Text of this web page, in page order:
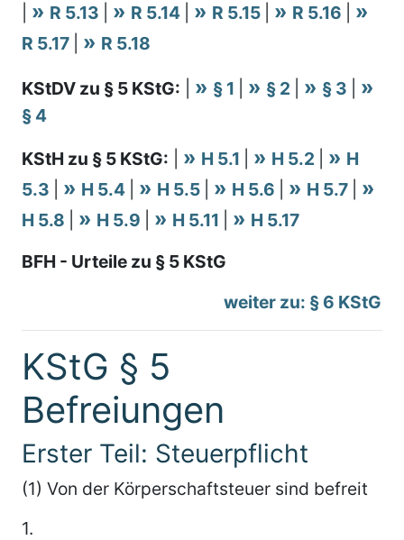
R 5.13 R 5.14 R 5.15 R 5.16
R 5.17
R 5.18
KStDV zu § 5 KStG: § 1 § 2 § 3
§ 4
KStH zu § 5 KStG:
H 5.1 H 5.2
H
5.3
H 5.4 H 5.5 H 5.6 H 5.7
H 5.8
H 5.9 H 5.11
H 5.17
BFH - Urteile zu § 5 KStG
weiter zu: § 6 KStG
KStG § 5
Befreiungen
Erster Teil: Steuerpflicht
(1) Von der Körperschaftsteuer sind befreit
1.